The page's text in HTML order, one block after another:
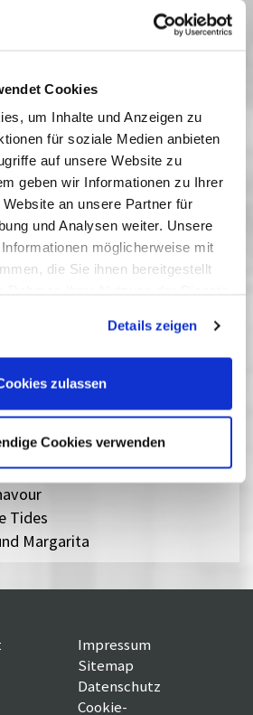
Cookies
um Inhalte und Anzeigen zu
für soziale Medien anbieten
auf unsere Website zu
geben wir Informationen zu Ihrer
an unsere Partner für
und Analysen weiter. Unsere
möglicherweise mit
die Sie ihnen bereitgestellt
Webseite weiterhin nutzen.
Details zeigen
zulassen
Cookies verwenden
kurz in den Kinos zu sehen sind,
Leinwand genießen. Bei uns sollen Sie
den untertitelten Originalfassungen.
Träume
Tides
Margarita
Impressum
Sitemap
Datenschutz
Cookie-